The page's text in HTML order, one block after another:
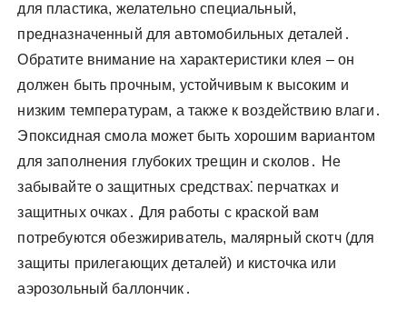
для пластика, желательно специальный,
предназначенный для автомобильных деталей․
Обратите внимание на характеристики клея – он
должен быть прочным, устойчивым к высоким и
низким температурам, а также к воздействию влаги․
Эпоксидная смола может быть хорошим вариантом
для заполнения глубоких трещин и сколов․ Не
забывайте о защитных средствах⁚ перчатках и
защитных очках․ Для работы с краской вам
потребуются обезжириватель, малярный скотч (для
защиты прилегающих деталей) и кисточка или
аэрозольный баллончик․